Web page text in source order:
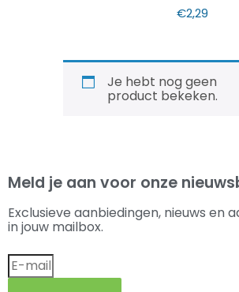
€2,29
Je hebt nog geen
product bekeken.
Meld je aan voor onze
Exclusieve aanbiedingen, nieuws en
in jouw mailbox.